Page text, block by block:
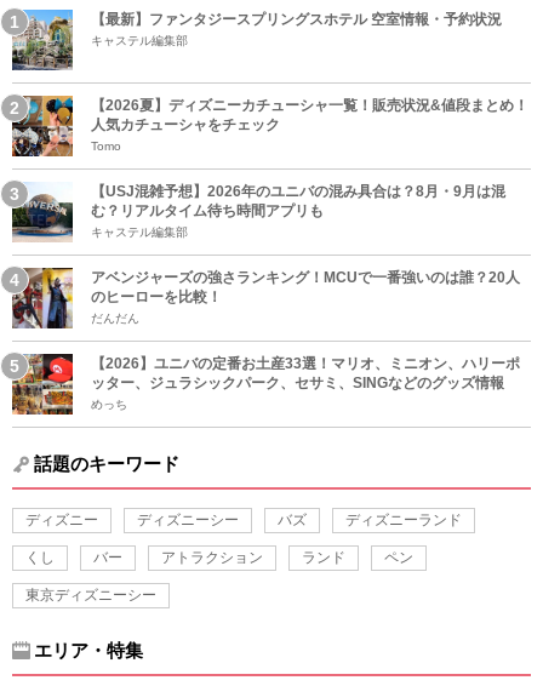
【最新】ファンタジースプリングスホテル 空室情報・予約状況
キャステル編集部
【2026夏】ディズニーカチューシャ一覧！販売状況&値段まとめ！
人気カチューシャをチェック
Tomo
【USJ混雑予想】2026年のユニバの混み具合は？8月・9月は混
む？リアルタイム待ち時間アプリも
キャステル編集部
アベンジャーズの強さランキング！MCUで一番強いのは誰？20人
のヒーローを比較！
だんだん
【2026】ユニバの定番お土産33選！マリオ、ミニオン、ハリーポ
ッター、ジュラシックパーク、セサミ、SINGなどのグッズ情報
めっち
話題のキーワード
ディズニー ディズニーシー バズ ディズニーランド
くし バー アトラクション ランド ペン
東京ディズニーシー
エリア・特集